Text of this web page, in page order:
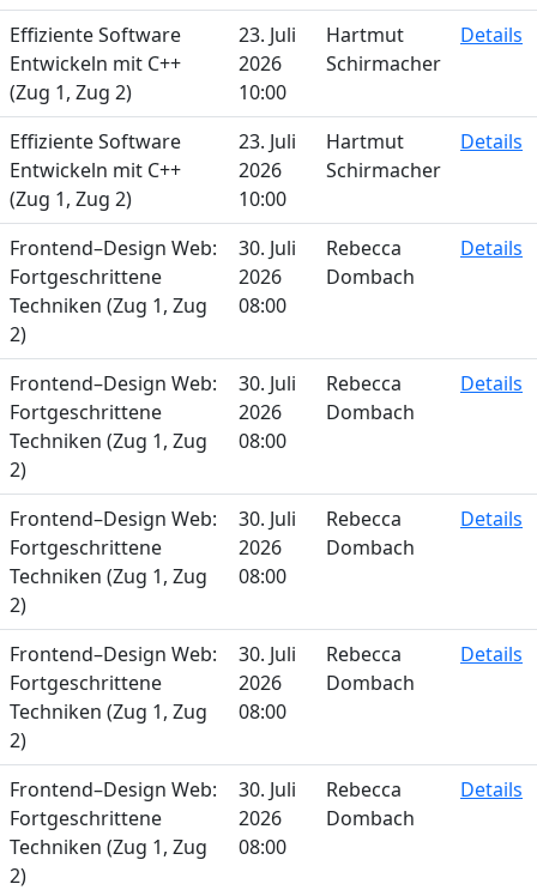
Effiziente Software
Entwickeln mit C++
(Zug 1, Zug 2)
23. Juli
2026
10:00
Hartmut
Schirmacher
Details
Effiziente Software
Entwickeln mit C++
(Zug 1, Zug 2)
23. Juli
2026
10:00
Hartmut
Schirmacher
Details
Frontend–Design Web:
Fortgeschrittene
Techniken (Zug 1, Zug
2)
30. Juli
2026
08:00
Rebecca
Dombach
Details
Frontend–Design Web:
Fortgeschrittene
Techniken (Zug 1, Zug
2)
30. Juli
2026
08:00
Rebecca
Dombach
Details
Frontend–Design Web:
Fortgeschrittene
Techniken (Zug 1, Zug
2)
30. Juli
2026
08:00
Rebecca
Dombach
Details
Frontend–Design Web:
Fortgeschrittene
Techniken (Zug 1, Zug
2)
30. Juli
2026
08:00
Rebecca
Dombach
Details
Frontend–Design Web:
Fortgeschrittene
Techniken (Zug 1, Zug
2)
30. Juli
2026
08:00
Rebecca
Dombach
Details